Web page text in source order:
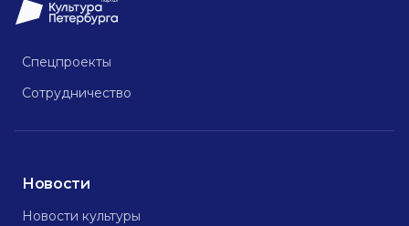
Спецпроекты
Сотрудничество
Новости
Новости культуры